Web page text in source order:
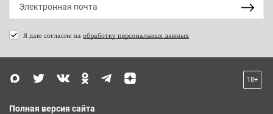
Я даю согласие на обработку персональных данных
18+
Полная версия сайта